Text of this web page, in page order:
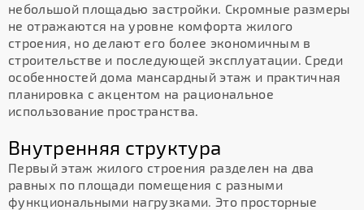
небольшой площадью застройки. Скромные размеры
не отражаются на уровне комфорта жилого
строения, но делают его более экономичным в
строительстве и последующей эксплуатации. Среди
особенностей дома мансардный этаж и практичная
планировка с акцентом на рациональное
использование пространства.
Внутренняя структура
Первый этаж жилого строения разделен на два
равных по площади помещения с разными
функциональными нагрузками. Это просторные